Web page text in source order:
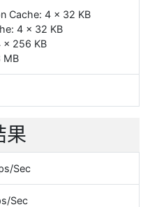
Cache: 4 x 32 KB
4 x 32 KB
x 256 KB
MB
果
Sec
Sec